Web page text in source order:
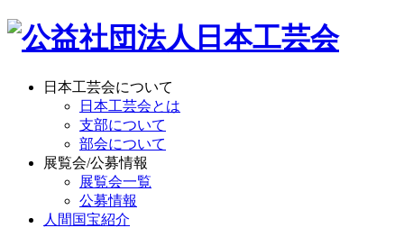
日本工芸会について
日本工芸会とは
支部について
部会について
展覧会/公募情報
展覧会一覧
公募情報
人間国宝紹介